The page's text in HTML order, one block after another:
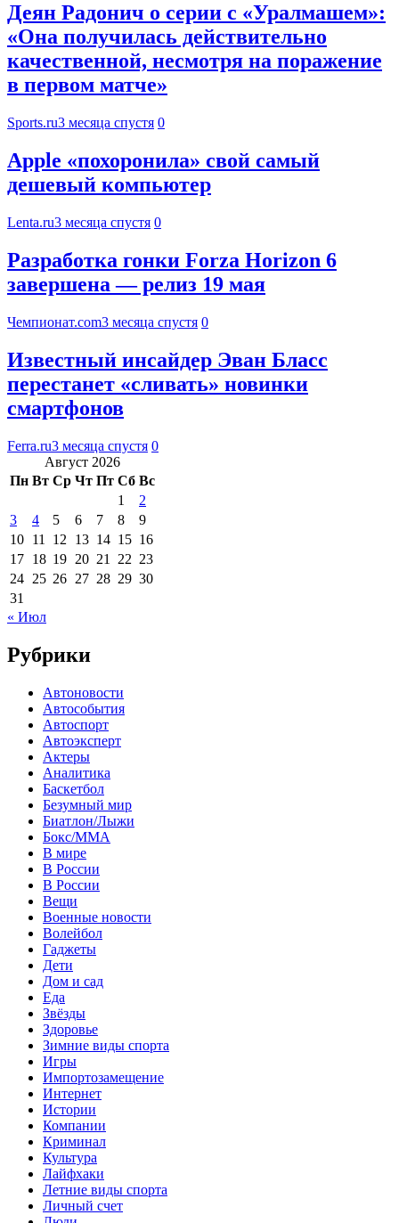
Деян Радонич о серии с «Уралмашем»:
«Она получилась действительно
качественной, несмотря на поражение
в первом матче»
Sports.ru3 месяца спустя 0
Apple «похоронила» свой самый
дешевый компьютер
Lenta.ru3 месяца спустя 0
Разработка гонки Forza Horizon 6
завершена — релиз 19 мая
Чемпионат.com3 месяца спустя 0
Известный инсайдер Эван Бласс
перестанет «сливать» новинки
смартфонов
Ferra.ru3 месяца спустя 0
Август 2026
Пн Вт Ср Чт Пт Сб Вс
1
2
3
4 5 6 7 8
9
10 11 12 13 14 15 16
17 18 19 20 21 22 23
24 25 26 27 28 29 30
31
« Июл
Рубрики
Автоновости
Автособытия
Автоспорт
Автоэксперт
Актеры
Аналитика
Баскетбол
Безумный мир
Биатлон/Лыжи
Бокс/MMA
В мире
В России
В России
Вещи
Военные новости
Волейбол
Гаджеты
Дети
Дом и сад
Еда
Звёзды
Здоровье
Зимние виды спорта
Игры
Импортозамещение
Интернет
Истории
Компании
Криминал
Культура
Лайфхаки
Летние виды спорта
Личный счет